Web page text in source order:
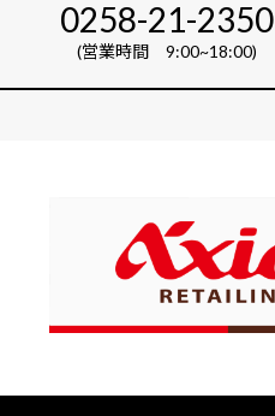
0258-21-2350
(営業時間 9:00~18:00)